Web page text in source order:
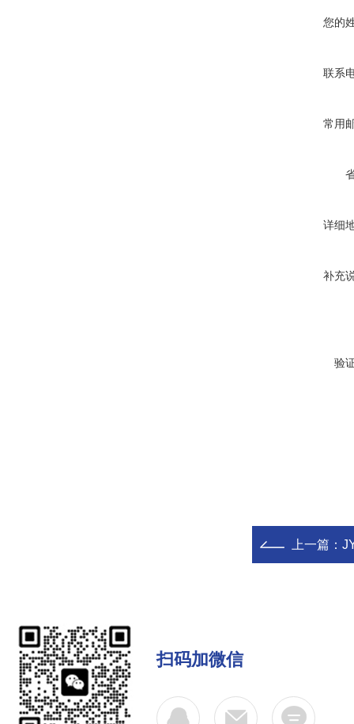
您的
联系
常用
详细
补充
验
上一篇：
扫码加微信